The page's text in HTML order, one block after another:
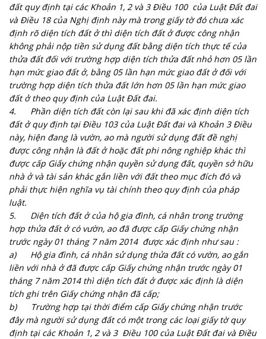
đất quy định tại các Khoản 1, 2 và 3 Điều 100 của Luật Đất đai
và Điều 18 của Nghị định này mà trong giấy tờ đó chưa xác
định rõ diện tích đất ở thì diện tích đất ở được công nhận
không phải nộp tiền sử dụng đất bằng diện tích thực tế của
thửa đất đối với trường hợp diện tích thửa đất nhỏ hơn 05 lần
hạn mức giao đất ở, bằng 05 lần hạn mức giao đất ở đối với
trường hợp diện tích thửa đất lớn hơn 05 lần hạn mức giao
đất ở theo quy định của Luật Đất đai.
4. Phần diện tích đất còn lại sau khi đã xác định diện tích
đất ở quy định tại Điều 103 của Luật Đất đai và Khoản 3 Điều
này, hiện đang là vườn, ao mà người sử dụng đất đề nghị
được công nhận là đất ở hoặc đất phi nông nghiệp khác thì
được cấp Giấy chứng nhận quyền sử dụng đất, quyền sở hữu
nhà ở và tài sản khác gắn liền với đất theo mục đích đó và
phải thực hiện nghĩa vụ tài chính theo quy định của pháp
luật.
5. Diện tích đất ở của hộ gia đình, cá nhân trong trường
hợp thửa đất ở có vườn, ao đã được cấp Giấy chứng nhận
trước ngày 01 tháng 7 năm 2014 được xác định như sau :
a) Hộ gia đình, cá nhân sử dụng thửa đất có vườn, ao gắn
liền với nhà ở đã được cấp Giấy chứng nhận trước ngày 01
tháng 7 năm 2014 thì diện tích đất ở được xác định là diện
tích ghi trên Giấy chứng nhận đã cấp;
b)
Trường hợp tại thời điểm cấp Giấy chứng nhận trước
đây mà người sử dụng đất có một trong các loại giấy tờ quy
định tại các Khoản 1, 2 và 3 Điều 100 của Luật Đất đai và Điều